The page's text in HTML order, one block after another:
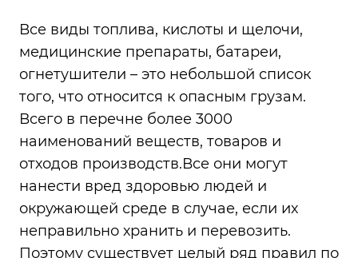
Все виды топлива, кислоты и щелочи,
медицинские препараты, батареи,
огнетушители – это небольшой список
того, что относится к опасным грузам.
Всего в перечне более 3000
наименований веществ, товаров и
отходов производств.Все они могут
нанести вред здоровью людей и
окружающей среде в случае, если их
неправильно хранить и перевозить.
Поэтому существует целый ряд правил по